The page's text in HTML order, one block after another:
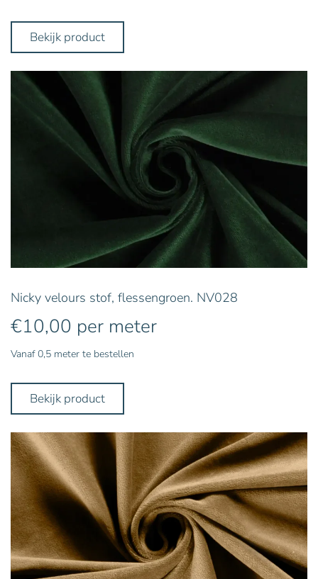
Bekijk product
Nicky velours stof, flessengroen. NV028
€10,00 per meter
Vanaf 0,5 meter te bestellen
Bekijk product